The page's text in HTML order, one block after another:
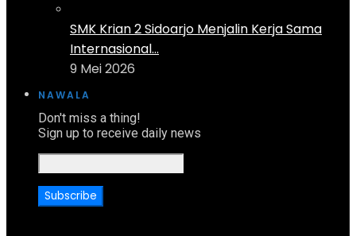
SMK Krian 2 Sidoarjo Menjalin Kerja Sama
Internasional...
9 Mei 2026
NAWALA
Don't miss a thing!
Sign up to receive daily news